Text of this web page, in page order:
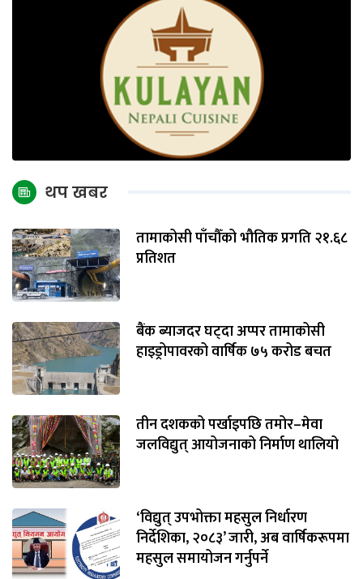
थप खबर
तामाकोसी पाँचौँको भौतिक प्रगति २१.६८
प्रतिशत
बैंक ब्याजदर घट्दा अप्पर तामाकोसी
हाइड्रोपावरको वार्षिक ७५ करोड बचत
तीन दशकको पर्खाइपछि तमोर–मेवा
जलविद्युत् आयोजनाको निर्माण थालियो
‘विद्युत् उपभोक्ता महसुल निर्धारण
निर्देशिका, २०८३’ जारी, अब वार्षिकरूपमा
महसुल समायोजन गर्नुपर्ने